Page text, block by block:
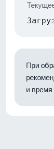
При
и время